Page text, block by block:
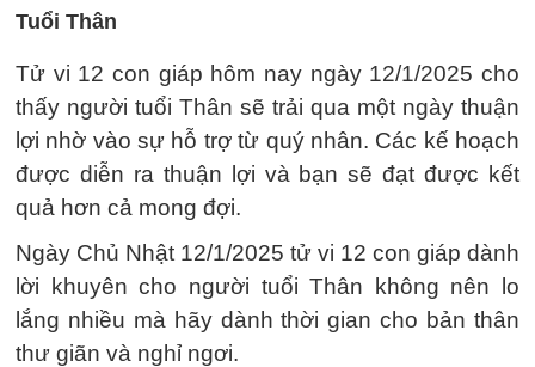
Tuổi Thân
Tử vi 12 con giáp hôm nay ngày 12/1/2025 cho
thấy người tuổi Thân sẽ trải qua một ngày thuận
lợi nhờ vào sự hỗ trợ từ quý nhân. Các kế hoạch
được diễn ra thuận lợi và bạn sẽ đạt được kết
quả hơn cả mong đợi.
Ngày Chủ Nhật 12/1/2025 tử vi 12 con giáp dành
lời khuyên cho người tuổi Thân không nên lo
lắng nhiều mà hãy dành thời gian cho bản thân
thư giãn và nghỉ ngơi.